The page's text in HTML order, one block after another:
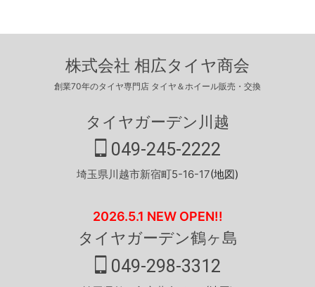
株式会社 相広タイヤ商会
創業70年のタイヤ専門店 タイヤ＆ホイール販売・交換
タイヤガーデン川越
049-245-2222
埼玉県川越市新宿町5-16-17(地図)
2026.5.1 NEW OPEN!!
タイヤガーデン鶴ヶ島
049-298-3312